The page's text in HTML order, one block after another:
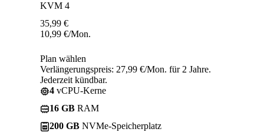
KVM 4
35,99 €
10,99 €/Mon.
Plan wählen
Verlängerungspreis: 27,99 €/Mon. für 2 Jahre.
Jederzeit kündbar.
4 vCPU-Kerne
16 GB RAM
200 GB NVMe-Speicherplatz